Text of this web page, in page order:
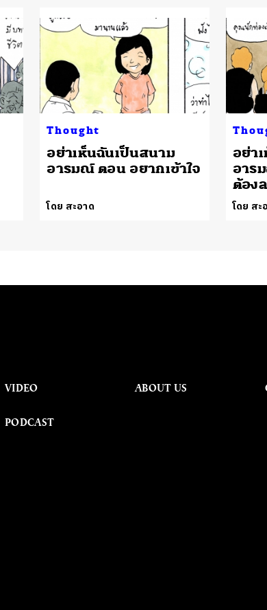
Thought
อย่าเห็นฉันเป็นสนาม
อารมณ์ ตอน อยากเข้าใจ
โดย สะอาด
อย่า
อาร
ต้อง
โดย สะ
VIDEO
PODCAST
ABOUT US